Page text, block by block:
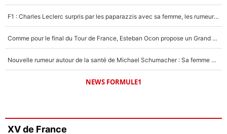
F1 : Charles Leclerc surpris par les paparazzis avec sa femme, les rumeurs étaient vraies !
Comme pour le final du Tour de France, Esteban Ocon propose un Grand Prix de Formule 1 à Paris : «Autour de l’Arc de Triomphe, ce serait génial» !
Nouvelle rumeur autour de la santé de Michael Schumacher : Sa femme Corinna sort du silence
NEWS FORMULE1
XV de France